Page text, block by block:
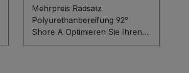
Mehrpreis Radsatz
Polyurethanbereifung 92°
Shore A Optimieren Sie Ihren
Selbstkipper mit diesem